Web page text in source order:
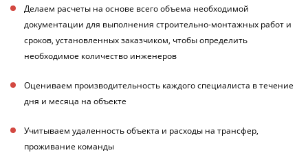
Делаем расчеты на основе всего объема необходимой
документации для выполнения строительно-монтажных работ и
сроков, установленных заказчиком, чтобы определить
необходимое количество инженеров
Оцениваем производительность каждого специалиста в течение
дня и месяца на объекте
Учитываем удаленность объекта и расходы на трансфер,
проживание команды